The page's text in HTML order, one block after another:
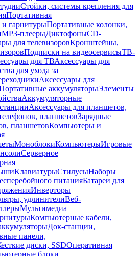
Стойки, системы крепления для
Портативная
гарнитурыПортативные колонки,
MP3-плеерыДиктофоныCD-
для телевизоровКронштейны,
Подписки на видеосервисыТВ-
для ТВАксессуары для
для ухода за
Аксессуары для
аккумуляторыЭлементы
Аккумуляторные
Аксессуары для планшетов,
планшетовЗарядные
планшетовКомпьютеры и
МоноблокиКомпьютерыИгровые
Серверное
КлавиатурыСтилусыНаборы
питанияБатареи для
Инверторы
удлинителиВеб-
Мультимедиа
Компьютерные кабели,
Док-станции,
панели,
диски, SSDОперативная
блоки